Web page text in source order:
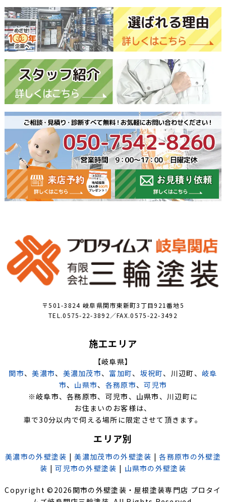
〒501-3824 岐阜県関市東新町3丁目921番地5
TEL.0575-22-3892／FAX.0575-22-3492
施工エリア
【岐阜県】
関市、美濃市、 美濃加茂市、 富加町、 坂祝町、川辺町、 岐阜
市、 山県市、 各務原市、可児市
※岐阜市、各務原市、可児市、山県市、川辺町に
お住まいのお客様は、
車で30分以内で伺える場所に限定させて頂きます。
エリア別
美濃市の外壁塗装 |美濃加茂市の外壁塗装 |各務原市の外壁塗
装 |可児市の外壁塗装 | 山県市の外壁塗装
Copyright © 2026 関市の外壁塗装・屋根塗装専門店 プロタイ